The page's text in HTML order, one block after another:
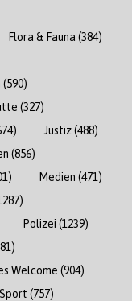
Flora & Fauna (384)
(590)
(327)
Justiz(488)
(856)
Medien (471)
Polizei (1239)
Welcome (904)
Sport (757)